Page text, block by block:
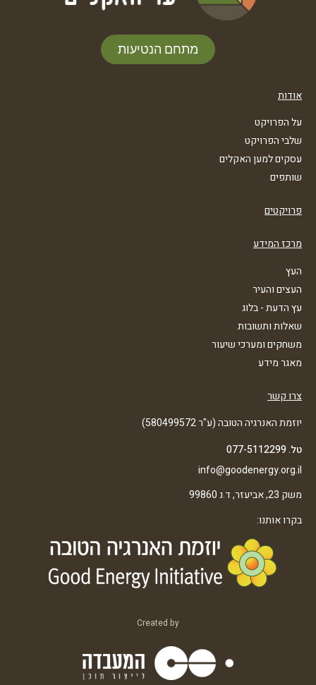
מתחם הנטיעות
אודות
על הפרויקט
שלבי הפרויקט
עסקים למען האקלים
שותפים
פרויקטים
מרכז המידע
העץ
העצים והעיר
עץ הדעת - בלוג
שאלות ותשובות
משחקים ומערכי שיעור
מאגר מידע
צרו קשר
יוזמת האנרגיה הטובה (ע"ר 580499572)
טל. 077-5112299
info@goodenergy.org.il
משק 23, אביעזר, ד.נ 99860
בקרו אותנו:
Created by